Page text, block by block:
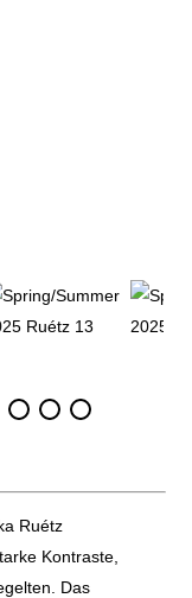
Ruétz
Kontraste,
Das